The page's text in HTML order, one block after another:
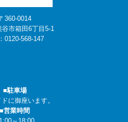
360-0014
谷市箱田6丁目5-1
0120-568-147
■駐車場
に御座います。
■営業時間